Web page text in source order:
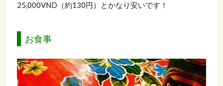
25,000VND（約130円）とかなり安いです！
お食事